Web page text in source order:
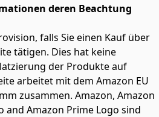
3 Jahre
Services zur
für eine reibungslose,
Erleichtert den Schutz
Intervention und
für einen
deren Beachtung
falls Sie einen Kauf über
tätigen. Dies hat keine
der Produkte auf
arbeitet mit dem Amazon EU
zusammen. Amazon, Amazon
and Amazon Prime Logo sind